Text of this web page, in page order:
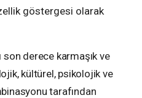
göstergesi olarak
son derece karmaşık ve
kültürel, psikolojik ve
tarafından